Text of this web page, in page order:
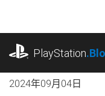
內
PlayStation
2024年09月04日